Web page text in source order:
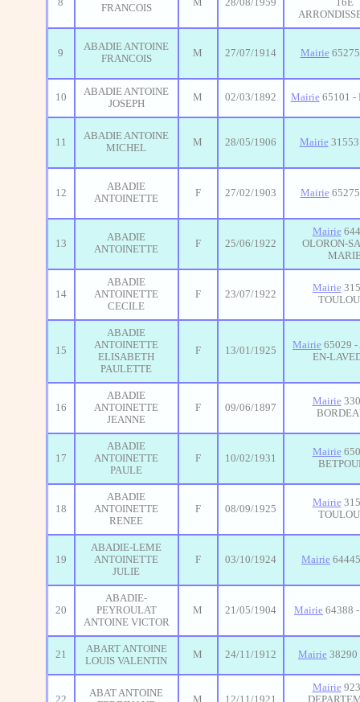
FRANCOIS
9
ABADIE ANTOINE
FRANCOIS
M 27/07/1914 Mairie65275
10
ABADIE ANTOINE
JOSEPH
M 02/03/1892 Mairie65101 -
11
ABADIE ANTOINE
MICHEL
M 28/05/1906 Mairie31553
12
ABADIE
ANTOINETTE
F 27/02/1903 Mairie65275
13
ABADIE
ANTOINETTE
F 25/06/1922
Mairie
OLORON-
14
ABADIE
ANTOINETTE
CECILE
F 23/07/1922
Mairie
15
ABADIE
ANTOINETTE
ELISABETH
PAULETTE
F 13/01/1925 Mairie 65029 -
EN-
16
ABADIE
ANTOINETTE
JEANNE
F 09/06/1897
Mairie
17
ABADIE
ANTOINETTE
PAULE
F 10/02/1931
Mairie
18
ABADIE
ANTOINETTE
RENEE
F 08/09/1925
Mairie
19
ABADIE-LEME
ANTOINETTE
JULIE
F 03/10/1924 Mairie
20
ABADIE-
PEYROULAT
ANTOINE VICTOR
M 21/05/1904 Mairie 64388
21
ABART ANTOINE
LOUIS VALENTIN
M 24/11/1912 Mairie 38290
22
ABAT ANTOINE
M 12/11/1921
Mairie